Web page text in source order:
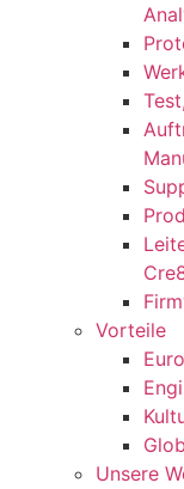
Vorteile
Unsere